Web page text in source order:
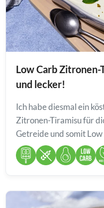
Low Carb
und lecker!
Ich habe diesmal ein
Zitronen-Tiramisu für
Getreide und somit